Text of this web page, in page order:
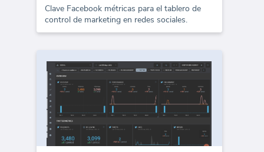
Clave Facebook métricas para el tablero de
control de marketing en redes sociales.